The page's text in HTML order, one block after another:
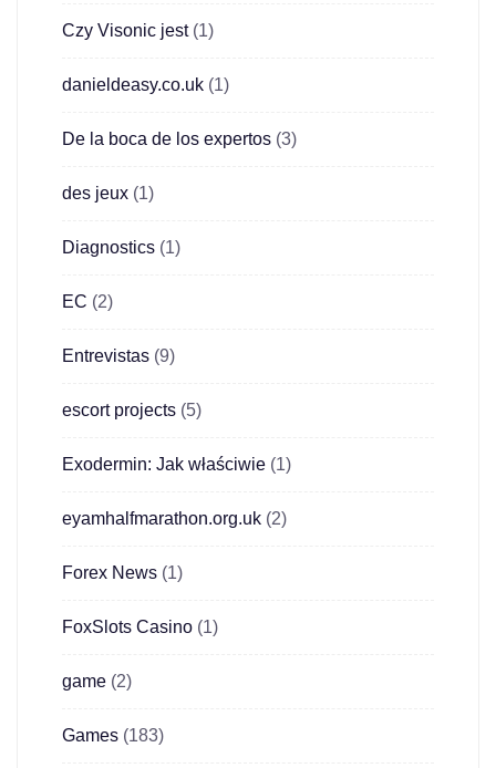
Czy Visonic jest(1)
danieldeasy.co.uk (1)
De la boca de los expertos (3)
des jeux (1)
Diagnostics (1)
EC (2)
Entrevistas (9)
escort projects (5)
Exodermin: Jak właściwie (1)
eyamhalfmarathon.org.uk (2)
Forex News (1)
FoxSlots Casino (1)
game (2)
Games (183)